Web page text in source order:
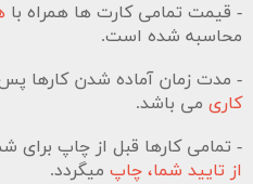
- قیمت تمامی کارت ها همراه با
محاسبه شده است.
- مدت زمان آماده شدن کارها پس
کاری می باشد.
- تمامی کارها قبل از چاپ برای
از تایید شما، چاپ میگردد.